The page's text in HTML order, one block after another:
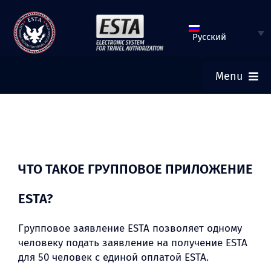
Перейти
содержимому
Русский
Menu
ТУРИСТИЧЕСКАЯ ВИЗА
ЧТО ТАКОЕ ГРУППОВОЕ ПРИЛОЖЕНИЕ
ESTA?
Групповое заявление ESTA позволяет одному
человеку подать заявление на получение ESTA
для 50 человек с единой оплатой ESTA.